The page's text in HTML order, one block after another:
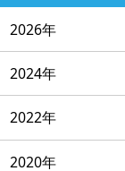
2026年
2024年
2022年
2020年